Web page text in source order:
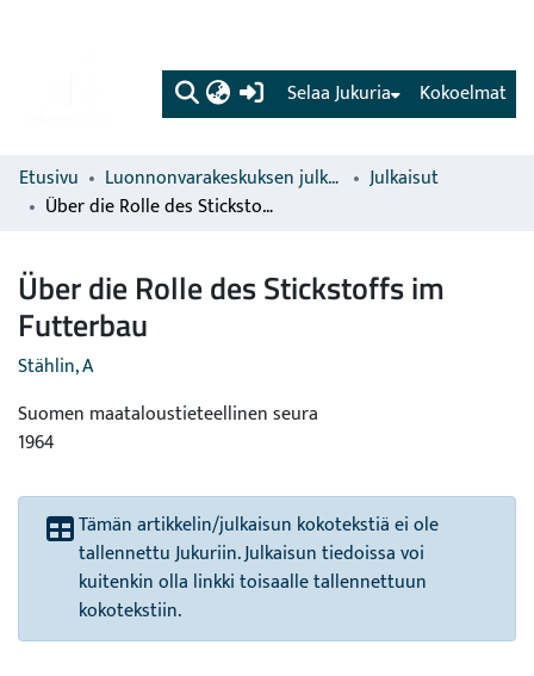
(current) Kokoelmat
Selaa Jukuria
Etusivu Luonnonvarakeskuksen julkaisut
Julkaisut
Über die Rolle des Stickstoffs im Futterbau
Über die Rolle des Stickstoffs im
Futterbau
Stählin, A
Suomen maataloustieteellinen seura
1964
Tämän artikkelin/julkaisun kokotekstiä ei ole
tallennettu Jukuriin. Julkaisun tiedoissa voi
kuitenkin olla linkki toisaalle tallennettuun
kokotekstiin.